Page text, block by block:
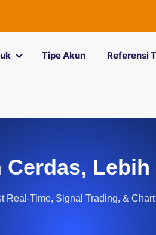
Tipe Akun Referensi
Cerdas,
Real-Time, Signal Trading, &